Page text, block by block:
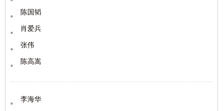
陈国韬
肖爱兵
张伟
陈高嵩
李海华